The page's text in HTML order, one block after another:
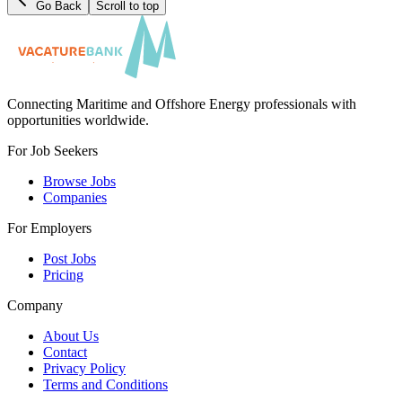
Go Back Scroll to top
Connecting Maritime and Offshore Energy professionals with
opportunities worldwide.
For Job Seekers
Browse Jobs
Companies
For Employers
Post Jobs
Pricing
Company
About Us
Contact
Privacy Policy
Terms and Conditions